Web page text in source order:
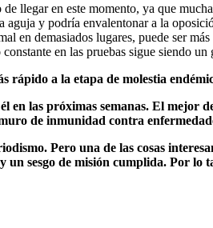
llegar en este momento, ya que
y podría envalentonar a la
en demasiados lugares, puede ser
en las pruebas sigue siendo
rápido a la etapa de molestia
en las próximas semanas. El mejor
de inmunidad contra
Pero una de las cosas
un sesgo de misión cumplida. Por